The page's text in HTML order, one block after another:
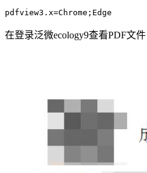
pdfview3.x=Chrome;Edge
在登录泛微ecology9查看PDF文